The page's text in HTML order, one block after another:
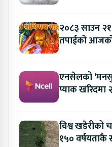
२०८३ साउन
तपाईको
एनसेलको
प्याक खरिदमा
विश्व खडेरीको
१५० वर्षयताकै